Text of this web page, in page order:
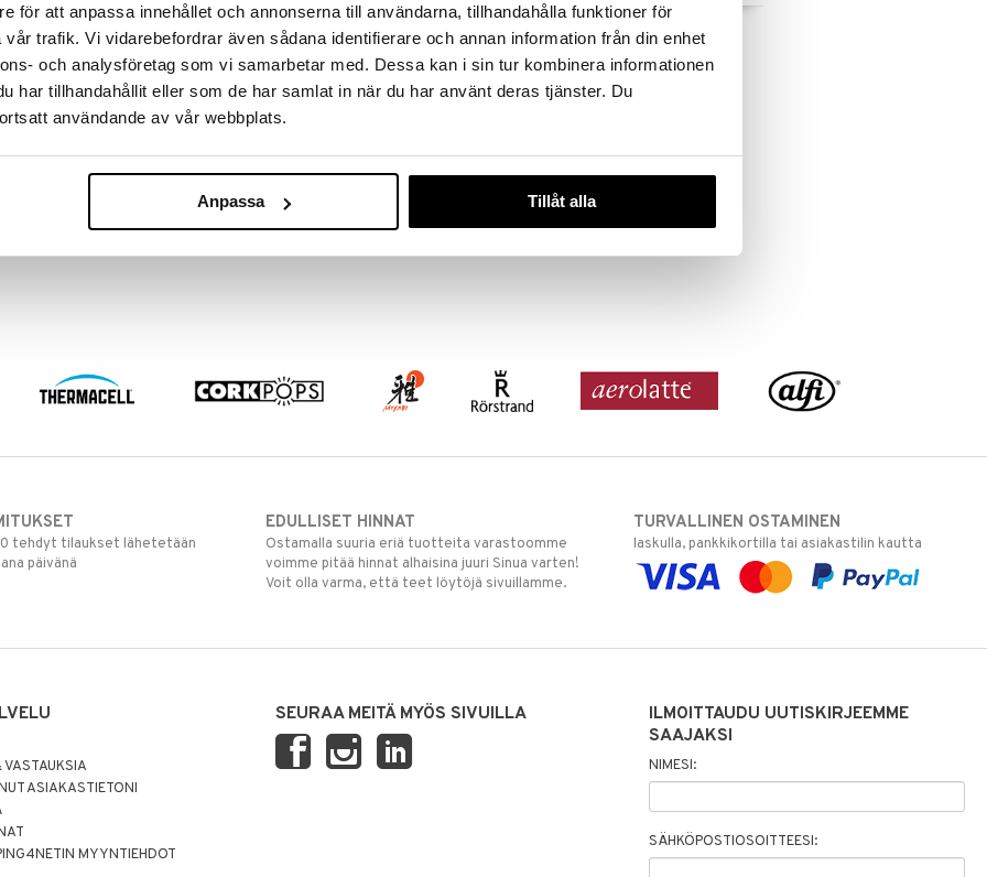
för att anpassa innehållet och annonserna till användarna, tillhandahålla funktioner för
trafik. Vi vidarebefordrar även sådana identifierare och annan information från din enhet
och analysföretag som vi samarbetar med. Dessa kan i sin tur kombinera informationen
har tillhandahållit eller som de har samlat in när du har använt deras tjänster. Du
användande av vår webbplats.
Anpassa Tillåt alla
Cottonista, se tarjoaa poikkeuksellisen
optimaaliseen lämpötila- ja
kokoluokissa ja väreissä.
550 lankaa/10 neliösenttimetriä.
100 (allergeenivapaa).
AUMI COLLECTION
29,99 €
Raidallinen aluslakana
240 x 260 cm
AUMI COLLECTION
33,99
tehdyt tilaukset lähetetään
päivänä
EDULLISET HINNAT
Ostamalla suuria eriä tuotteita varastoomme
voimme pitää hinnat alhaisina juuri Sinua varten!
Voit olla varma, että teet löytöjä sivuillamme.
TURVALLINEN OSTAMINEN
laskulla, pankkikortilla tai asiakastilin kautta
ASIAKASTIETONI
MYYNTIEHDOT
SEURAA MEITÄ MYÖS SIVUILLA
ILMOITTAUDU UUTISKIRJEEMME
SAAJAKSI
NIMESI:
SÄHKÖPOSTIOSOITTEESI: